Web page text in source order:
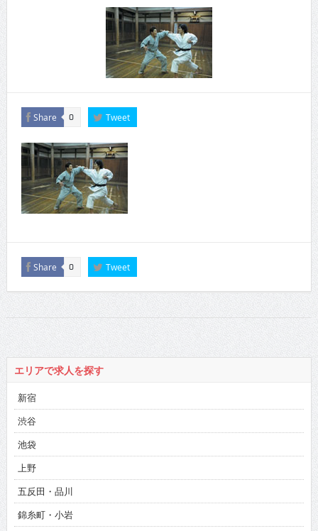
CINEMA×STYLE 287号
CINEMA×STYLE 286号
CINEMA×STYLE 285号
Share 0 Tweet
Share 0 Tweet
エリアで求人を探す
新宿
渋谷
池袋
上野
五反田・品川
錦糸町・小岩